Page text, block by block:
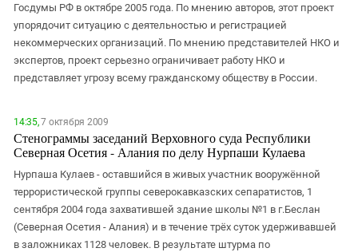
Госдумы РФ в октябре 2005 года. По мнению авторов, этот проект
упорядочит ситуацию с деятельностью и регистрацией
некоммерческих организаций. По мнению представителей НКО и
экспертов, проект серьезно ограничивает работу НКО и
представляет угрозу всему гражданскому обществу в России.
14:35,7 октября 2009
Стенограммы заседаний Верховного суда Республики
Северная Осетия - Алания по делу Нурпаши Кулаева
Нурпаша Кулаев - оставшийся в живых участник вооружённой
террористической группы северокавказских сепаратистов, 1
сентября 2004 года захватившей здание школы №1 в г.Беслан
(Северная Осетия - Алания) и в течение трёх суток удерживавшей
в заложниках 1128 человек. В результате штурма по